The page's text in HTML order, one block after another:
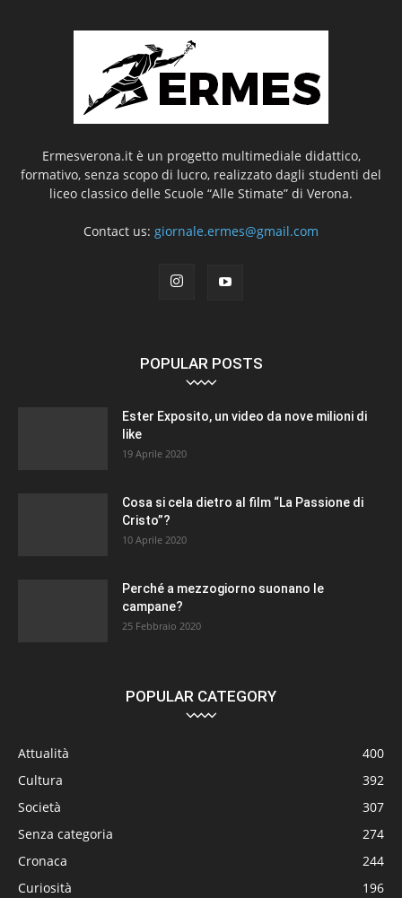
Ermesverona.it è un progetto multimediale didattico,
formativo, senza scopo di lucro, realizzato dagli studenti del
liceo classico delle Scuole “Alle Stimate” di Verona.
Contact us: giornale.ermes@gmail.com
POPULAR POSTS
Ester Exposito, un video da nove milioni di
like
19 Aprile 2020
Cosa si cela dietro al film “La Passione di
Cristo”?
10 Aprile 2020
Perché a mezzogiorno suonano le
campane?
25 Febbraio 2020
POPULAR CATEGORY
Attualità
400
Cultura
392
Società
307
Senza categoria
274
Cronaca
244
Curiosità
196